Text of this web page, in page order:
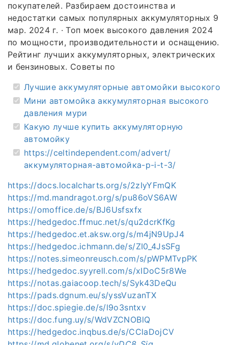
покупателей. Разбираем достоинства и
недостатки самых популярных аккумуляторных 9
мар. 2024 г. · Топ моек высокого давления 2024
по мощности, производительности и оснащению.
Рейтинг лучших аккумуляторных, электрических
и бензиновых. Советы по
Лучшие аккумуляторные автомойки высокого
Мини автомойка аккумуляторная высокого
давления мури
Какую лучше купить аккумуляторную
автомойку
https://celtindependent.com/advert/
аккумуляторная-автомойка-p-i-t-3/
https://docs.localcharts.org/s/2zIyYFmQK
https://md.mandragot.org/s/pu86oVS6AW
https://omoffice.de/s/BJ6Usfsxfx
https://hedgedoc.ffmuc.net/s/qu2dcrKfKg
https://hedgedoc.et.aksw.org/s/m4jN9UpJ4
https://hedgedoc.ichmann.de/s/ZI0_4JsSFg
https://notes.simeonreusch.com/s/pWPMTvpPK
https://hedgedoc.syyrell.com/s/xIDoC5r8We
https://notas.gaiacoop.tech/s/Syk43DeQu
https://pads.dgnum.eu/s/yssVuzanTX
https://doc.spiegie.de/s/l9o3sntxv
https://doc.fung.uy/s/WdVZCNOBlQ
https://hedgedoc.inqbus.de/s/CClaDojCV